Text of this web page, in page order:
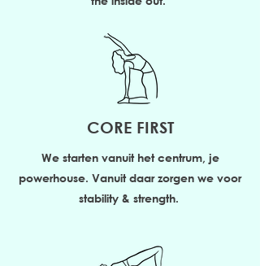
CORE FIRST
We starten vanuit het centrum, je
powerhouse. Vanuit daar zorgen we voor
stability & strength.